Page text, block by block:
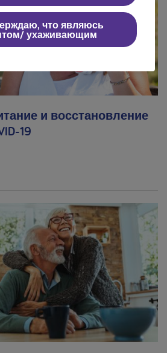
и восстановление
19
что являюсь
ухаживающим